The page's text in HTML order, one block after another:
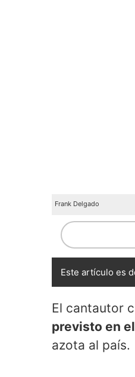
Frank Delgado
Este artículo es
El cantautor
previsto en
azota al país.